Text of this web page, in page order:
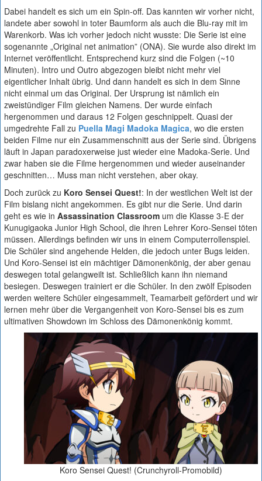
Dabei handelt es sich um ein Spin-off. Das kannten wir vorher nicht,
landete aber sowohl in toter Baumform als auch die Blu-ray mit im
Warenkorb. Was ich vorher jedoch nicht wusste: Die Serie ist eine
sogenannte „Original net animation” (ONA). Sie wurde also direkt im
Internet veröffentlicht. Entsprechend kurz sind die Folgen (~10
Minuten). Intro und Outro abgezogen bleibt nicht mehr viel
eigentlicher Inhalt übrig. Und dann handelt es sich in dem Sinne
nicht einmal um das Original. Der Ursprung ist nämlich ein
zweistündiger Film gleichen Namens. Der wurde einfach
hergenommen und daraus 12 Folgen geschnippelt. Quasi der
umgedrehte Fall zu Puella Magi Madoka Magica, wo die ersten
beiden Filme nur ein Zusammenschnitt aus der Serie sind. Übrigens
läuft in Japan paradoxerweise just wieder eine Madoka-Serie. Und
zwar haben sie die Filme hergenommen und wieder auseinander
geschnitten… Muss man nicht verstehen, aber okay.
Doch zurück zu Koro Sensei Quest!: In der westlichen Welt ist der
Film bislang nicht angekommen. Es gibt nur die Serie. Und darin
geht es wie in Assassination Classroom um die Klasse 3-E der
Kunugigaoka Junior High School, die ihren Lehrer Koro-Sensei töten
müssen. Allerdings befinden wir uns in einem Computerrollenspiel.
Die Schüler sind angehende Helden, die jedoch unter Bugs leiden.
Und Koro-Sensei ist ein mächtiger Dämonenkönig, der aber genau
deswegen total gelangweilt ist. Schließlich kann ihn niemand
besiegen. Deswegen trainiert er die Schüler. In den zwölf Episoden
werden weitere Schüler eingesammelt, Teamarbeit gefördert und wir
lernen mehr über die Vergangenheit von Koro-Sensei bis es zum
ultimativen Showdown im Schloss des Dämonenkönig kommt.
Koro Sensei Quest! (Crunchyroll-Promobild)